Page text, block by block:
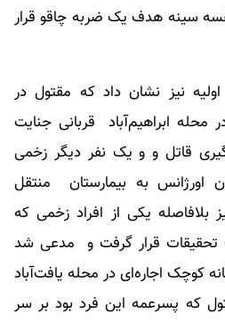
سینه هدف یک ضربه چاقو قرار
نیز نشان داد که مقتول در
ابراهیم‌آباد قربانی جنایت
قاتل و و یک نفر دیگر زخمی
اورژانس به بیمارستان منتقل
بلافاصله یکی از افراد زخمی که
تحقیقات قرار گرفت و مدعی شد
کوچک اجاره‌ای در محله یافت‌آباد
که پسرعمه‌ این فرد بود بر سر